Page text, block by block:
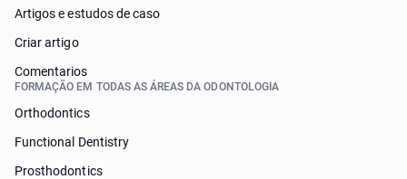
Artigos e estudos de caso
Criar artigo
Comentarios
FORMAÇÃO EM TODAS AS ÁREAS DA ODONTOLOGIA
Orthodontics
Functional Dentistry
Prosthodontics